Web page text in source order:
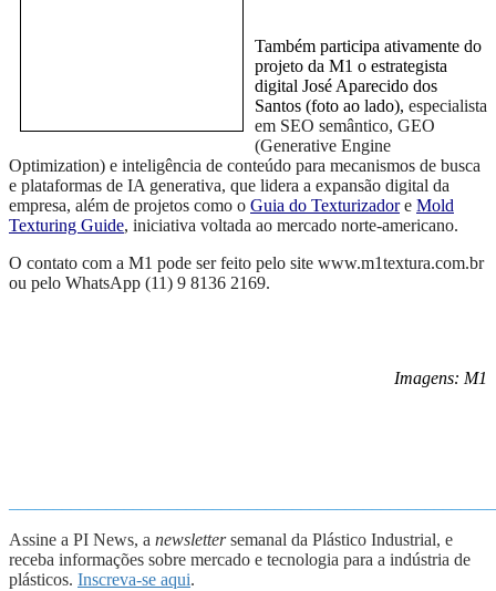
Também participa ativamente do
projeto da M1 o estrategista
digital José Aparecido dos
Santos (foto ao lado), especialista
em SEO semântico, GEO
(Generative Engine
Optimization) e inteligência de conteúdo para mecanismos de busca
e plataformas de IA generativa, que lidera a expansão digital da
empresa, além de projetos como o Guia do Texturizadore Mold
Texturing Guide, iniciativa voltada ao mercado norte-americano.
O contato com a M1 pode ser feito pelo site www.m1textura.com.br
ou pelo WhatsApp (11) 9 8136 2169.
Imagens: M1
Assine a PI News, a newslettersemanal da Plástico Industrial, e
receba informações sobre mercado e tecnologia para a indústria de
plásticos. Inscreva-se aqui.